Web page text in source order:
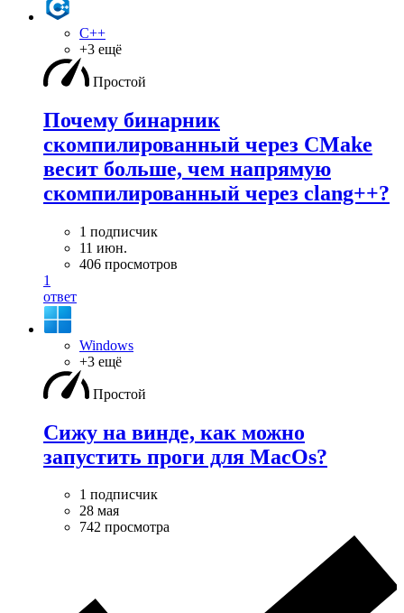
C++
+3 ещё
Простой
Почему бинарник
скомпилированный через CMake
весит больше, чем напрямую
скомпилированный через clang++?
1 подписчик
11 июн.
406 просмотров
1
ответ
Windows
+3 ещё
Простой
Сижу на винде, как можно
запустить проги для MacOs?
1 подписчик
28 мая
742 просмотра